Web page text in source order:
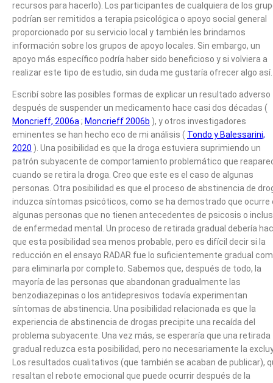
recursos para hacerlo). Los participantes de cualquiera de los
podrían ser remitidos a terapia psicológica o apoyo social general
proporcionado por su servicio local y también les brindamos
información sobre los grupos de apoyo locales. Sin embargo, un
apoyo más específico podría haber sido beneficioso y si volviera a
realizar este tipo de estudio, sin duda me gustaría ofrecer algo así.
Escribí sobre las posibles formas de explicar un resultado adverso
después de suspender un medicamento hace casi dos décadas (
Moncrieff, 2006a; Moncrieff 2006b ), y otros investigadores
eminentes se han hecho eco de mi análisis ( Tondo y Balessarini,
2020 ). Una posibilidad es que la droga estuviera suprimiendo un
patrón subyacente de comportamiento problemático que
cuando se retira la droga. Creo que este es el caso de algunas
personas. Otra posibilidad es que el proceso de abstinencia de
induzca síntomas psicóticos, como se ha demostrado que ocurre
algunas personas que no tienen antecedentes de psicosis o
de enfermedad mental. Un proceso de retirada gradual debería
que esta posibilidad sea menos probable, pero es difícil decir si la
reducción en el ensayo RADAR fue lo suficientemente gradual
para eliminarla por completo. Sabemos que, después de todo, la
mayoría de las personas que abandonan gradualmente las
benzodiazepinas o los antidepresivos todavía experimentan
síntomas de abstinencia. Una posibilidad relacionada es que la
experiencia de abstinencia de drogas precipite una recaída del
problema subyacente. Una vez más, se esperaría que una retirada
gradual reduzca esta posibilidad, pero no necesariamente la
Los resultados cualitativos (que también se acaban de publicar),
resaltan el rebote emocional que puede ocurrir después de la